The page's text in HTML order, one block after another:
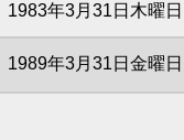
1983年3月31日木曜日
1989年3月31日金曜日